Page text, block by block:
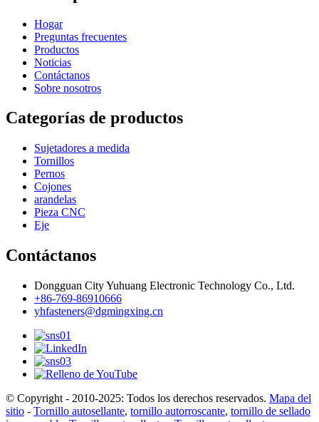
Hogar
Preguntas frecuentes
Productos
Noticias
Contáctanos
Sobre nosotros
Categorías de productos
Sujetadores a medida
Tornillos
Pernos
Cojones
arandelas
Pieza CNC
Eje
Contáctanos
Dongguan City Yuhuang Electronic Technology Co., Ltd.
+86-769-86910666
yhfasteners@dgmingxing.cn
© Copyright - 2010-2025: Todos los derechos reservados. Mapa del
sitio - Tornillo autosellante, tornillo autorroscante, tornillo de sellado